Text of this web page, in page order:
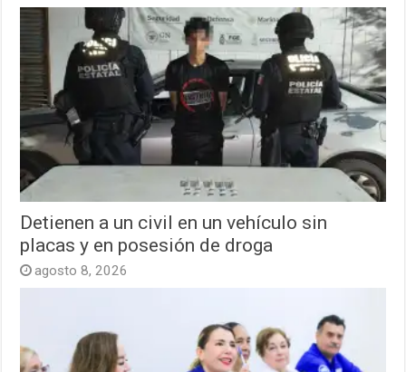
Detienen a un civil en un vehículo sin
placas y en posesión de droga
agosto 8, 2026